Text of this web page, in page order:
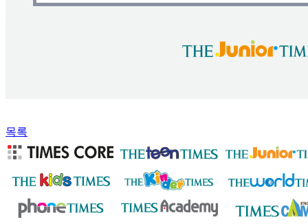
목록